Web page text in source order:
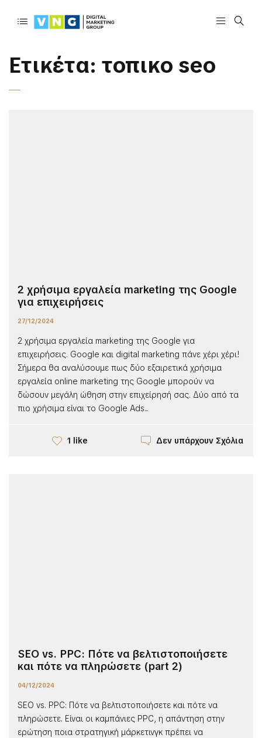
Ετικέτα: τοπικο seo
2 χρήσιμα εργαλεία marketing της Google
για επιχειρήσεις
27/12/2024
2 χρήσιμα εργαλεία marketing της Google για
επιχειρήσεις. Google και digital marketing πάνε χέρι χέρι!
Σήμερα θα αναλύσουμε πως δύο εξαιρετικά χρήσιμα
εργαλεία online marketing της Google μπορούν να
δώσουν μεγάλη ώθηση στην επιχείρησή σας. Δύο από τα
πιο χρήσιμα είναι το Google Ads...
1 like Δεν υπάρχουν Σχόλια
SEO vs. PPC: Πότε να βελτιστοποιήσετε
και πότε να πληρώσετε (part 2)
04/12/2024
SEO vs. PPC: Πότε να βελτιστοποιήσετε και πότε να
πληρώσετε. Είναι οι καμπάνιες PPC, η απάντηση στην
ερώτηση ποια στρατηγική μάρκετινγκ πρέπει να